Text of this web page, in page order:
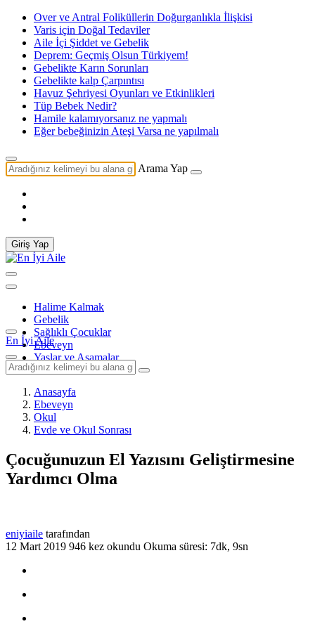
Over ve Antral Foliküllerin Doğurganlıkla İlişkisi
Varis için Doğal Tedaviler
Aile İçi Şiddet ve Gebelik
Deprem: Geçmiş Olsun Türkiyem!
Gebelikte Karın Sorunları
Gebelikte kalp Çarpıntısı
Havuz Şehriyesi Oyunları ve Etkinlikleri
Tüp Bebek Nedir?
Hamile kalamıyorsanız ne yapmalı
Eğer bebeğinizin Ateşi Varsa ne yapılmalı
Arama Yap
Giriş Yap
Halime Kalmak
Gebelik
Sağlıklı Çocuklar
Ebeveyn
Yaşlar ve Aşamalar
En İyi Aile
Anasayfa
Ebeveyn
Okul
Evde ve Okul Sonrası
Çocuğunuzun El Yazısını Geliştirmesine
Yardımcı Olma
eniyiaile tarafından
12 Mart 2019 946 kez okundu Okuma süresi: 7dk, 9sn